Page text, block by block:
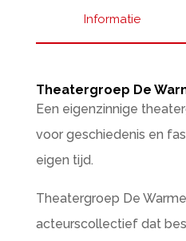
Informatie
Theatergroep De
Een eigenzinnige
voor geschiedenis en
eigen tijd.
Theatergroep De
acteurscollectief dat